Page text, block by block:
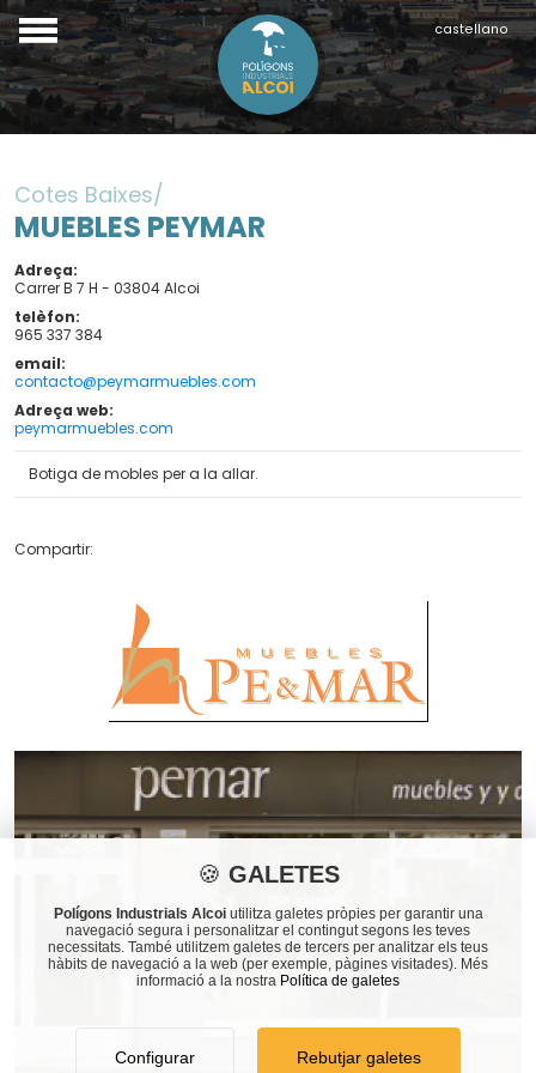
castellano
Cotes Baixes
MUEBLES PEYMAR
Adreça
Carrer B 7 H - 03804 Alcoi
telèfon
965 337 384
email
contacto@peymarmuebles.com
Adreça web
peymarmuebles.com
Botiga de mobles per a la allar.
Compartir:
🍪 GALETES
Polígons Industrials Alcoiutilitza galetes pròpies per garantir una
navegació segura i personalitzar el contingut segons les teves
necessitats. També utilitzem galetes de tercers per analitzar els teus
hàbits de navegació a la web (per exemple, pàgines visitades). Més
informació a la nostra Política de galetes
Configurar Rebutjar galetes